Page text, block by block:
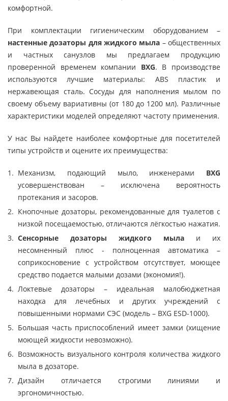
комфортной.
При комплектации гигиеническим оборудованием –
настенные дозаторы для жидкого мыла – общественных
и частных санузлов мы предлагаем продукцию
проверенной временем компании BXG. В производстве
используются лучшие материалы: ABS пластик и
нержавеющая сталь. Сосуды для наполнения мылом по
своему объему вариативны (от 180 до 1200 мл). Различные
характеристики моделей определяют частоту применения.
У нас Вы найдете наиболее комфортные для посетителей
типы устройств и оцените их преимущества:
Механизм, подающий мыло, инженерами BXG
усовершенствован – исключена вероятность
протекания и засоров.
Кнопочные дозаторы, рекомендованные для туалетов с
низкой посещаемостью, отличаются лёгкостью нажатия.
Сенсорные дозаторы жидкого мыла и их
несомненный плюс - полноценная автоматика –
соприкосновение с устройством отсутствует, моющее
средство подается малыми дозами (экономия!).
Локтевые дозаторы – идеальная малобюджетная
находка для лечебных и других учреждений с
повышенными нормами СЭС (модель – BXG ESD-1000).
Большая часть приспособлений имеет замки (хищение
моющей жидкости невозможно).
Возможность визуального контроля количества жидкого
мыла в дозаторе.
Дизайн отличается строгими линиями и
эргономичностью.